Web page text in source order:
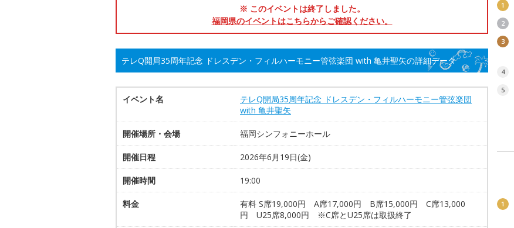
※ このイベントは終了しました。
福岡県のイベントはこちらからご確認ください。
テレQ開局35周年記念 ドレスデン・フィルハーモニー管弦楽団 with 亀井聖矢の詳細データ
イベント名
テレQ開局35周年記念 ドレスデン・フィルハーモニー管弦楽団
with 亀井聖矢
開催場所・会場 福岡シンフォニーホール
開催日程 2026年6月19日(金)
開催時間 19:00
料金
有料 S席19,000円 A席17,000円 B席15,000円 C席13,000
円 U25席8,000円 ※C席とU25席は取扱終了
1
2
3
4
5
1